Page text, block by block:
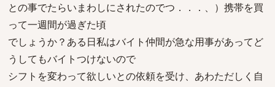
との事でたらいまわしにされたのでつ．．．、）携帯を買
って一週間が過ぎた頃
でしょうか？ある日私はバイト仲間が急な用事があってど
うしてもバイトつけないので
シフトを変わって欲しいとの依頼を受け、あわただしく自